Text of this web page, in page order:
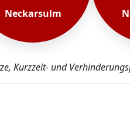
Neckarsulm
Kurzzeit- und